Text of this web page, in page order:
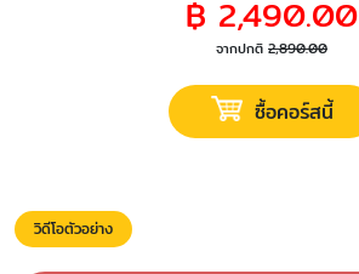
฿ 2,490.00
จากปกติ 2,890.00
ซื้อคอร์สนี้
วิดีโอตัวอย่าง